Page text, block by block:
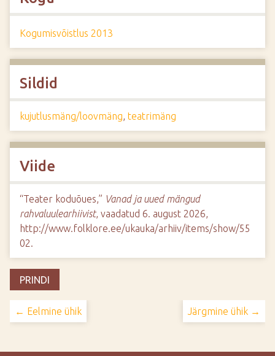
Kogumisvõistlus 2013
Sildid
kujutlusmäng/loovmäng, teatrimäng
Viide
“Teater koduõues,” Vanad ja uued mängud
rahvaluulearhiivist, vaadatud 6. august 2026,
http://www.folklore.ee/ukauka/arhiiv/items/show/55
02.
PRINDI
← Eelmine ühik Järgmine ühik →